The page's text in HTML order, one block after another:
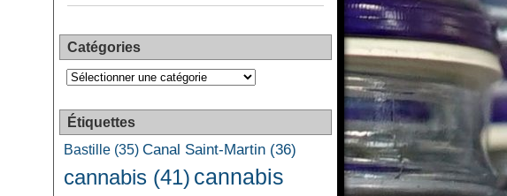
Catégories
Catégories
Étiquettes
Bastille (35) Canal Saint-Martin (36)
cannabis (41) cannabis